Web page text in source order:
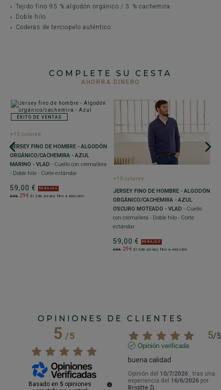
Tejido fino 95 % algodón orgánico / 5 % cachemira.
Doble hilo.
Coderas de terciopelo auténtico.
COMPLETE SU CESTA
AHORRA DINERO
ÉXITO DE VENTAS
+10 colores
JERSEY FINO DE HOMBRE - ALGODÓN
ORGÁNICO/CACHEMIRA - AZUL
MARINO - VLAD - Cuello con cremallera
- Doble hilo - Corte estándar
59,00 € REBAJAS
39€ 29€ El 2do jersey fino a elección
+10 colores
JERSEY FINO DE HOMBRE - ALGODÓN
ORGÁNICO/CACHEMIRA - AZUL
OSCURO MOTEADO - VLAD - Cuello
con cremallera - Doble hilo - Corte
estándar
59,00 € REBAJAS
39€ 29€ El 2do jersey fino a elección
OPINIONES DE CLIENTES
5/5
Basado en 5 opiniones
5/5
Opinión verificada
buena calidad
Opinión del 10/7/2026 , tras una
experiencia del 16/6/2026 por
Brigitte D.